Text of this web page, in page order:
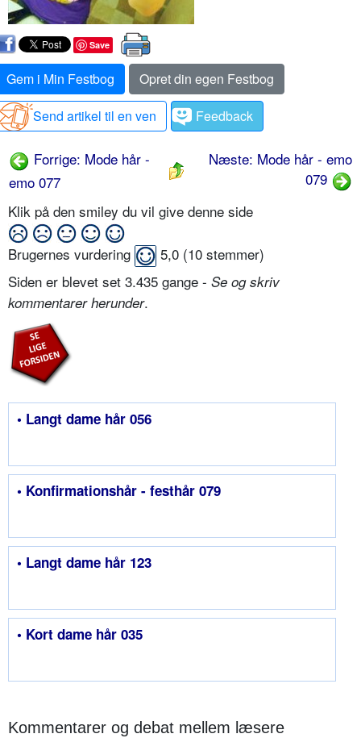
Save
Gem i Min Festbog
Opret din egen Festbog
Send artikel til en ven
Feedback
Forrige: Mode hår -
emo 077
Næste: Mode hår - emo
079
Klik på den smiley du vil give denne side
Brugernes vurdering 5,0 (10 stemmer)
Siden er blevet set 3.435 gange - Se og skriv
kommentarer herunder.
• Langt dame hår 056
• Konfirmationshår - festhår 079
• Langt dame hår 123
• Kort dame hår 035
Kommentarer og debat mellem læsere